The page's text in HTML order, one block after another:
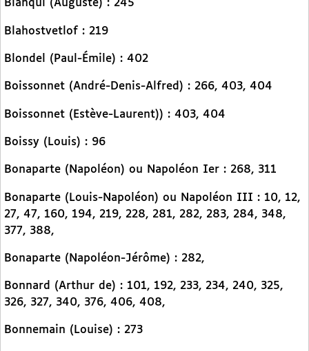
Blanqui (Auguste) : 245
Blahostvetlof : 219
Blondel (Paul-Émile) : 402
Boissonnet (André-Denis-Alfred) : 266, 403, 404
Boissonnet (Estève-Laurent)) : 403, 404
Boissy (Louis) : 96
Bonaparte (Napoléon) ou Napoléon Ier : 268, 311
Bonaparte (Louis-Napoléon) ou Napoléon III : 10, 12,
27, 47, 160, 194, 219, 228, 281, 282, 283, 284, 348,
377, 388,
Bonaparte (Napoléon-Jérôme) : 282,
Bonnard (Arthur de) : 101, 192, 233, 234, 240, 325,
326, 327, 340, 376, 406, 408,
Bonnemain (Louise) : 273